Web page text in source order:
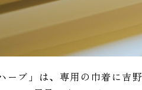
ーブ」は、専用の巾着に吉